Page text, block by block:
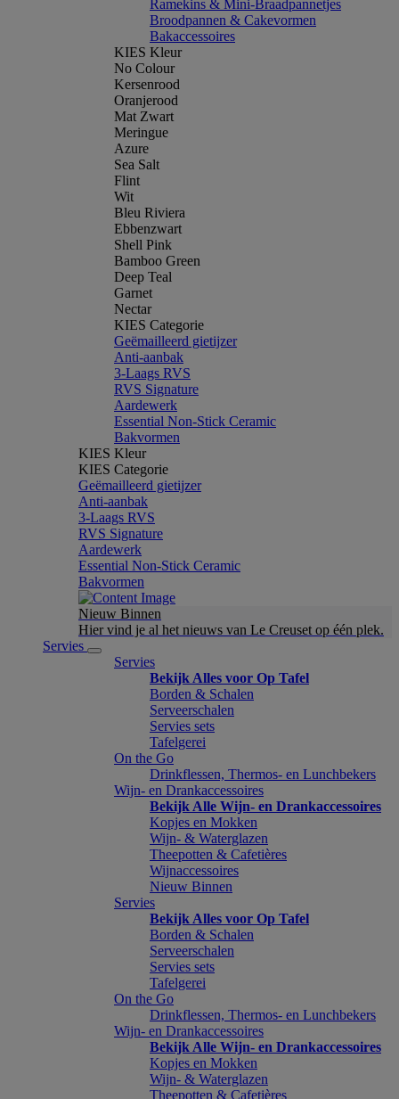
Ramekins & Mini-Braadpannetjes
Broodpannen & Cakevormen
Bakaccessoires
KIES Kleur
No Colour
Kersenrood
Oranjerood
Mat Zwart
Meringue
Azure
Sea Salt
Flint
Wit
Bleu Riviera
Ebbenzwart
Shell Pink
Bamboo Green
Deep Teal
Garnet
Nectar
KIES Categorie
Geëmailleerd gietijzer
Anti-aanbak
3-Laags RVS
RVS Signature
Aardewerk
Essential Non-Stick Ceramic
Bakvormen
KIES Kleur
KIES Categorie
Geëmailleerd gietijzer
Anti-aanbak
3-Laags RVS
RVS Signature
Aardewerk
Essential Non-Stick Ceramic
Bakvormen
Nieuw Binnen
Hier vind je al het nieuws van Le Creuset op één plek.
Servies
Servies
Bekijk Alles voor Op Tafel
Borden & Schalen
Serveerschalen
Servies sets
Tafelgerei
On the Go
Drinkflessen, Thermos- en Lunchbekers
Wijn- en Drankaccessoires
Bekijk Alle Wijn- en Drankaccessoires
Kopjes en Mokken
Wijn- & Waterglazen
Theepotten & Cafetières
Wijnaccessoires
Nieuw Binnen
Servies
Bekijk Alles voor Op Tafel
Borden & Schalen
Serveerschalen
Servies sets
Tafelgerei
On the Go
Drinkflessen, Thermos- en Lunchbekers
Wijn- en Drankaccessoires
Bekijk Alle Wijn- en Drankaccessoires
Kopjes en Mokken
Wijn- & Waterglazen
Theepotten & Cafetières